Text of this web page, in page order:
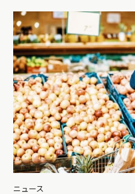
ニュース